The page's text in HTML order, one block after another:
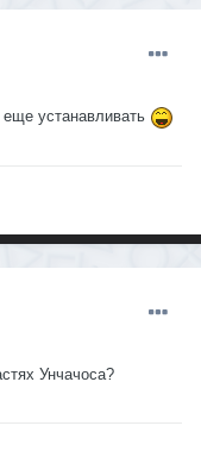
еще устанавливать
Унчачоса?